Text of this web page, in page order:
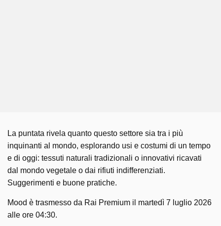
La puntata rivela quanto questo settore sia tra i più
inquinanti al mondo, esplorando usi e costumi di un tempo
e di oggi: tessuti naturali tradizionali o innovativi ricavati
dal mondo vegetale o dai rifiuti indifferenziati.
Suggerimenti e buone pratiche.
Mood è trasmesso da Rai Premium il martedì 7 luglio 2026
alle ore 04:30.